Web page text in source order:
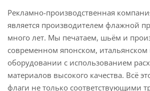
Рекламно-производственная
является производителем флажной
много лет. Мы печатаем, шьём и
современном японском, итальянском
оборудовании с использованием
материалов высокого качества. Всё
флаги не только соответствующими